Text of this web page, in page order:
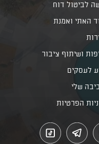
לביטול דוח
האתי ואמנת
ושיתוף ציבור
לעסקים
שלי
הפרטיות